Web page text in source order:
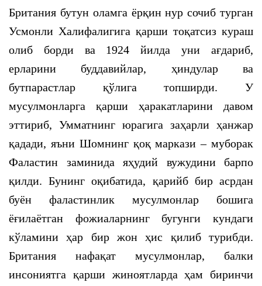
Британия бутун оламга ёрқин нур сочиб турган
Усмонли Халифалигига қарши тоқатсиз кураш
олиб борди ва 1924 йилда уни ағдариб,
ерларини буддавийлар, ҳиндулар ва
бутпарастлар қўлига топширди. У
мусулмонларга қарши ҳаракатларини давом
эттириб, Умматнинг юрагига заҳарли ҳанжар
қадади, яъни Шомнинг қоқ маркази – муборак
Фаластин заминида яҳудий вужудини барпо
қилди. Бунинг оқибатида, қарийб бир асрдан
буён фаластинлик мусулмонлар бошига
ёғилаётган фожиаларнинг бугунги кундаги
кўламини ҳар бир жон ҳис қилиб турибди.
Британия нафақат мусулмонлар, балки
инсониятга қарши жиноятларда ҳам биринчи